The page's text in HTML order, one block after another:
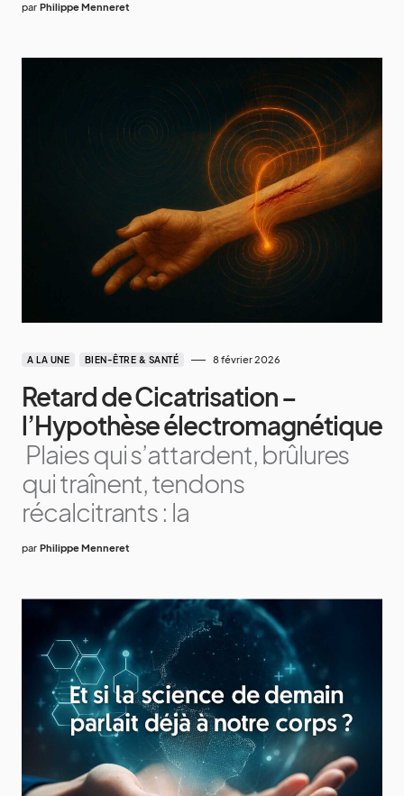
par Philippe Menneret
A LA UNE BIEN-ÊTRE & SANTÉ 8 février 2026
Retard de Cicatrisation –
l’Hypothèse électromagnétique
Plaies qui s’attardent, brûlures
qui traînent, tendons
récalcitrants : la
par Philippe Menneret